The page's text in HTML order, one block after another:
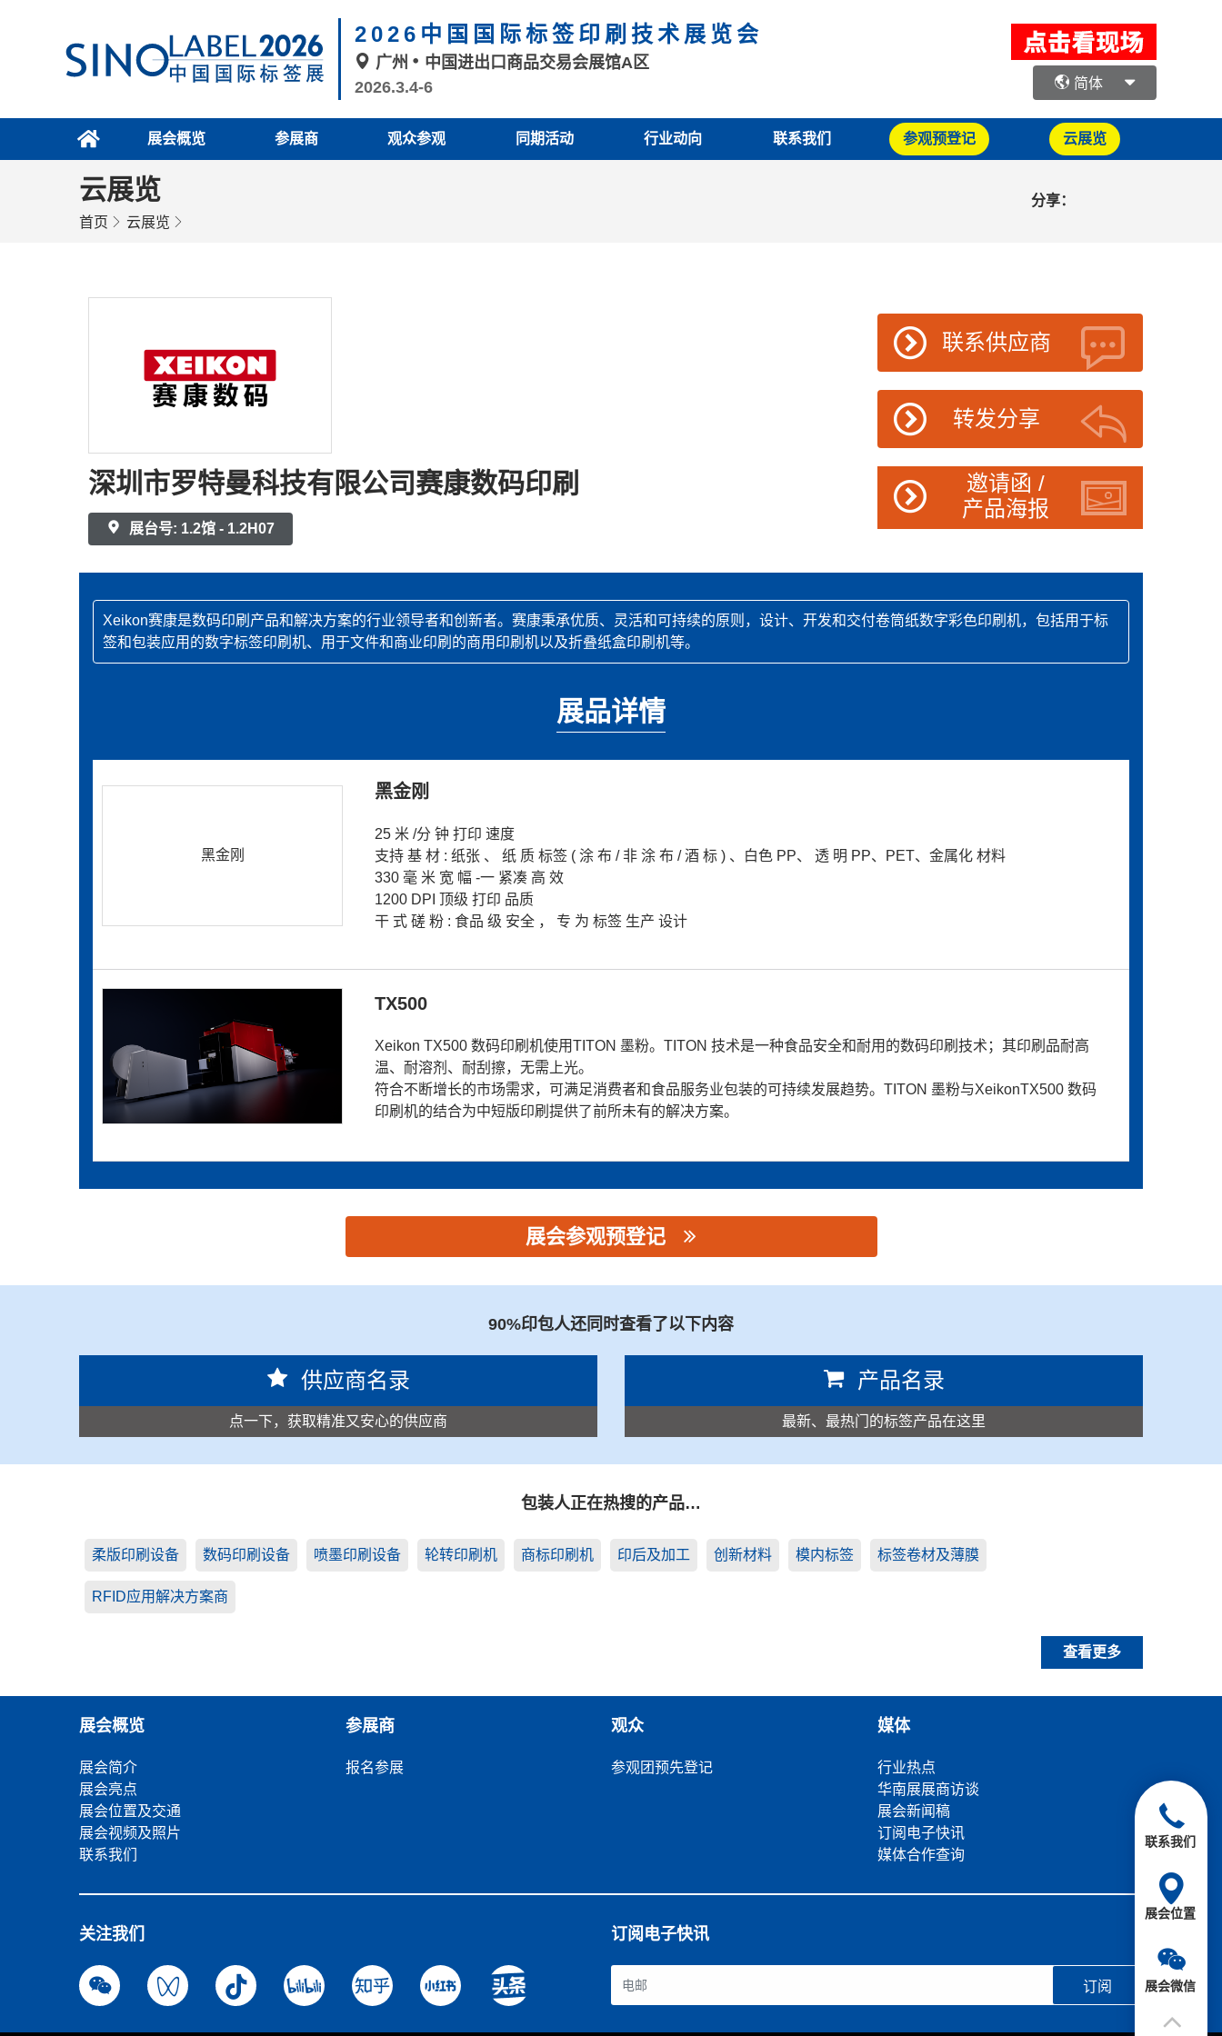
2026中国国际标签印刷技术展览会
广州
中国进出口商品交易会展馆A区
2026.3.4-6
简体
展会概览 参展商 观众参观 同期活动 行业动向 联系我们 参观预登记 云展览
云展览
首页 云展览
分享：
深圳市罗特曼科技有限公司赛康数码印刷
展台号: 1.2馆 - 1.2H07
联系供应商
转发分享
邀请函 /
产品海报
Xeikon赛康是数码印刷产品和解决方案的行业领导者和创新者。赛康秉承优质、灵活和可持续的原则，设计、开发和交付卷筒纸数字彩色印刷机，包括用于标
签和包装应用的数字标签印刷机、用于文件和商业印刷的商用印刷机以及折叠纸盒印刷机等。
展品详情
黑金刚
黑金刚
25 米 /分 钟 打印 速度
支持 基 材 : 纸张 、 纸 质 标签 ( 涂 布 / 非 涂 布 / 酒 标 ) 、白色 PP、 透 明 PP、PET、金属化 材料
330 毫 米 宽 幅 -一 紧凑 高 效
1200 DPI 顶级 打印 品质
干 式 磋 粉 : 食品 级 安全 ， 专 为 标签 生产 设计
TX500
Xeikon TX500 数码印刷机使用TITON 墨粉。TITON 技术是一种食品安全和耐用的数码印刷技术；其印刷品耐高
温、耐溶剂、耐刮擦，无需上光。
符合不断增长的市场需求，可满足消费者和食品服务业包装的可持续发展趋势。TITON 墨粉与XeikonTX500 数码
印刷机的结合为中短版印刷提供了前所未有的解决方案。
展会参观预登记
90%印包人还同时查看了以下内容
供应商名录
点一下，获取精准又安心的供应商
产品名录
最新、最热门的标签产品在这里
包装人正在热搜的产品…
柔版印刷设备 数码印刷设备 喷墨印刷设备 轮转印刷机 商标印刷机 印后及加工 创新材料 模内标签 标签卷材及薄膜
RFID应用解决方案商
查看更多
展会概览
展会简介
展会亮点
展会位置及交通
展会视频及照片
联系我们
参展商
报名参展
观众
参观团预先登记
媒体
行业热点
华南展展商访谈
展会新闻稿
订阅电子快讯
媒体合作查询
关注我们 订阅电子快讯
订阅
联系我们
展会位置
展会微信